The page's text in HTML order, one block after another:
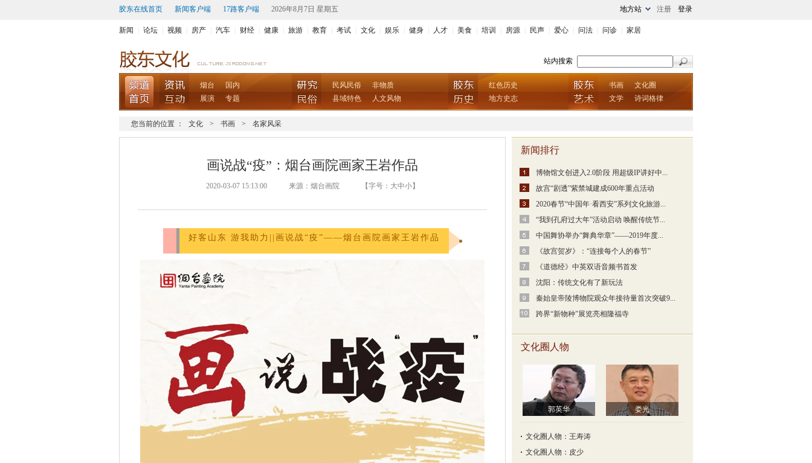
胶东在线首页 新闻客户端 17路客户端 2026年8月7日 星期五 地方站 注册 登录
新闻 论坛 视频 房产 汽车 财经 健康 旅游 教育 考试 文化 娱乐 健身 人才 美食 培训 房源 民声 爱心 问法 问诊 家居
站内搜索
烟台
国内
展演
专题
民风民俗
非物质
县域特色
人文风物
红色历史
地方史志
书画
文化圈
文学
诗词格律
您当前的位置 ： 文化 > 书画 > 名家风采
画说战“疫”：烟台画院画家王岩作品
2020-03-07 15:13:00 来源：烟台画院 【字号： 大中小】
好客山东 游我助力||画说战“疫”——烟台画院画家王岩作品
新闻排行
博物馆文创进入2.0阶段 用超级IP讲好中...
故宫“剧透”紫禁城建成600年重点活动
2020春节“中国年·看西安”系列文化旅游...
“我到孔府过大年”活动启动 唤醒传统节...
中国舞协举办“舞典华章”——2019年度...
《故宫贺岁》：“连接每个人的春节”
《道德经》中英双语音频书首发
沈阳：传统文化有了新玩法
秦始皇帝陵博物院观众年接待量首次突破9...
跨界“新物种”展览亮相隆福寺
文化圈人物
郭英华 娄光
文化圈人物：王寿涛
文化圈人物：皮少